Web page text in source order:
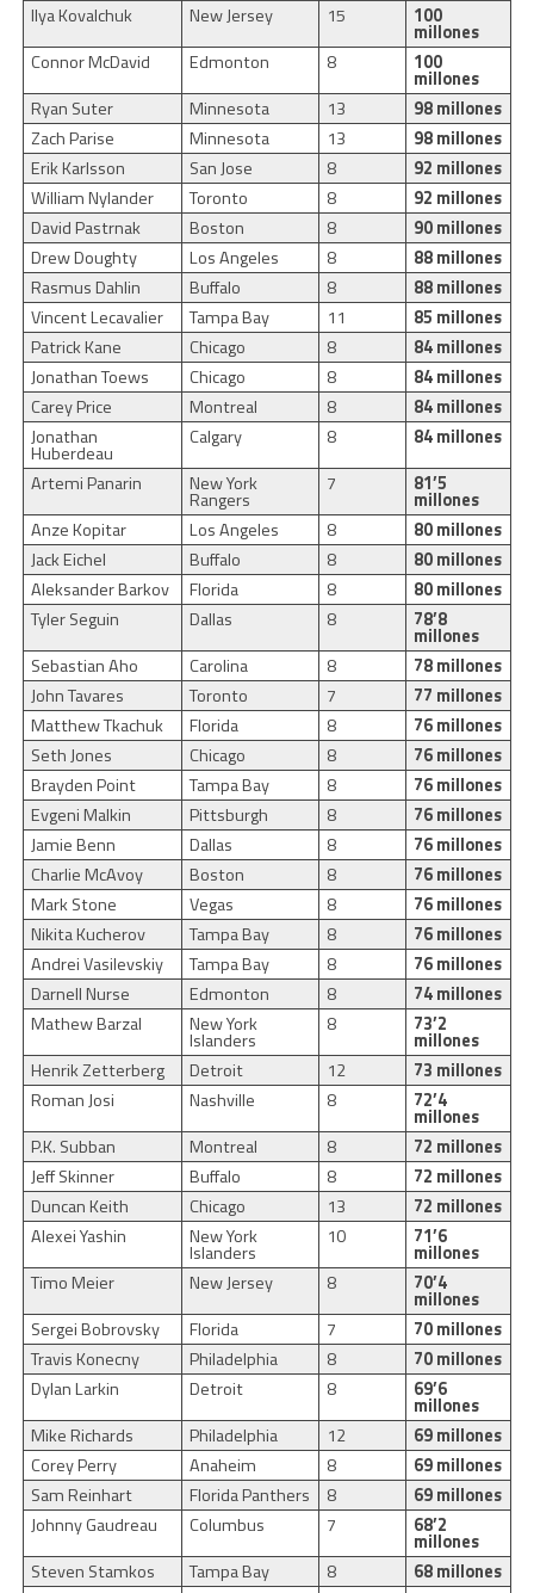
Ilya Kovalchuk
New Jersey 15 100
millones
Connor McDavid
Edmonton 8 100
millones
Ryan Suter
Minnesota 13
98 millones
Zach Parise
Minnesota 13
98 millones
Erik Karlsson
San Jose 8
92 millones
William Nylander
Toronto 8
92 millones
David Pastrnak
Boston 8
90 millones
Drew Doughty
Los Angeles 8
88 millones
Rasmus Dahlin
Buffalo 8
88 millones
Vincent Lecavalier
Tampa Bay 11
85 millones
Patrick Kane
Chicago 8
84 millones
Jonathan Toews
Chicago 8
84 millones
Carey Price
Montreal 8
84 millones
Jonathan
Huberdeau
Calgary 8
84 millones
Artemi Panarin
New York
Rangers
7 81’5
millones
Anze Kopitar
Los Angeles 8
80 millones
Jack Eichel
Buffalo 8
80 millones
Aleksander Barkov
Florida 8
80 millones
Tyler Seguin
Dallas 8 78’8
millones
Sebastian Aho
Carolina 8
78 millones
John Tavares
Toronto 7
77 millones
Matthew Tkachuk
Florida 8
76 millones
Seth Jones
Chicago 8
76 millones
Brayden Point
Tampa Bay 8
76 millones
Evgeni Malkin
Pittsburgh 8
76 millones
Jamie Benn
Dallas 8
76 millones
Charlie McAvoy
Boston 8
76 millones
Mark Stone
Vegas 8
76 millones
Nikita Kucherov
Tampa Bay 8
76 millones
Andrei Vasilevskiy
Tampa Bay 8
76 millones
Darnell Nurse
Edmonton 8
74 millones
Mathew Barzal
New York
Islanders
8 73’2
millones
Henrik Zetterberg
Detroit 12
73 millones
Roman Josi
Nashville 8 72’4
millones
P.K. Subban
Montreal 8
72 millones
Jeff Skinner
Buffalo 8
72 millones
Duncan Keith
Chicago 13
72 millones
Alexei Yashin
New York
Islanders
10 71’6
millones
Timo Meier
New Jersey 8 70’4
millones
Sergei Bobrovsky
Florida 7
70 millones
Travis Konecny
Philadelphia 8
70 millones
Dylan Larkin
Detroit 8 69’6
millones
Mike Richards
Philadelphia 12
69 millones
Corey Perry
Anaheim 8
69 millones
Sam Reinhart
Florida Panthers 8
69 millones
Johnny Gaudreau
Columbus 7 68’2
millones
Steven Stamkos
Tampa Bay 8
68 millones